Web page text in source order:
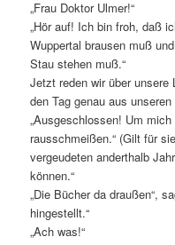
„Frau Doktor Ulmer!“
„Hör auf! Ich bin froh, daß
Wuppertal brausen muß
Stau stehen muß.“
Jetzt reden wir über
den Tag genau aus
„Ausgeschlossen! Um
rausschmeißen.“ (Gilt für
vergeudeten anderthalb
können.“
„Die Bücher da draußen“,
hingestellt.“
„Ach was!“